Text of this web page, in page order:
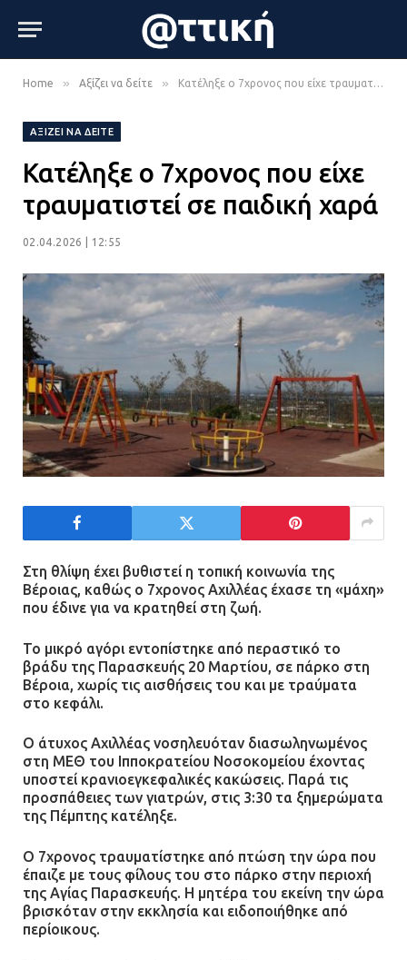
Home » Αξίζει να δείτε » Κατέληξε ο 7χρονος που είχε τραυματιστεί σε παιδική χαρά
ΑΞΊΖΕΙ ΝΑ ΔΕΊΤΕ
Κατέληξε ο 7χρονος που είχε
τραυματιστεί σε παιδική χαρά
02.04.2026 | 12:55
Στη θλίψη έχει βυθιστεί η τοπική κοινωνία της
Βέροιας, καθώς ο 7χρονος Αχιλλέας έχασε τη «μάχη»
που έδινε για να κρατηθεί στη ζωή.
Το μικρό αγόρι εντοπίστηκε από περαστικό το
βράδυ της Παρασκευής 20 Μαρτίου, σε πάρκο στη
Βέροια, χωρίς τις αισθήσεις του και με τραύματα
στο κεφάλι.
Ο άτυχος Αχιλλέας νοσηλευόταν διασωληνωμένος
στη ΜΕΘ του Ιπποκρατείου Νοσοκομείου έχοντας
υποστεί κρανιοεγκεφαλικές κακώσεις. Παρά τις
προσπάθειες των γιατρών, στις 3:30 τα ξημερώματα
της Πέμπτης κατέληξε.
Ο 7χρονος τραυματίστηκε από πτώση την ώρα που
έπαιζε με τους φίλους του στο πάρκο στην περιοχή
της Αγίας Παρασκευής. Η μητέρα του εκείνη την ώρα
βρισκόταν στην εκκλησία και ειδοποιήθηκε από
περίοικους.